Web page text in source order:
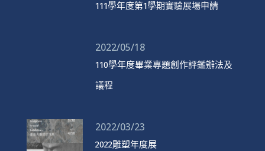
111學年度第1學期實驗展場申請
2022/05/18
110學年度畢業專題創作評鑑辦法及
議程
2022/03/23
2022雕塑年度展